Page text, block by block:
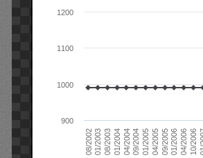
08/200201/200308/200301/200404/200409/200401/200504/200509/200501/200604/200610/2006
900
1000
1100
1200